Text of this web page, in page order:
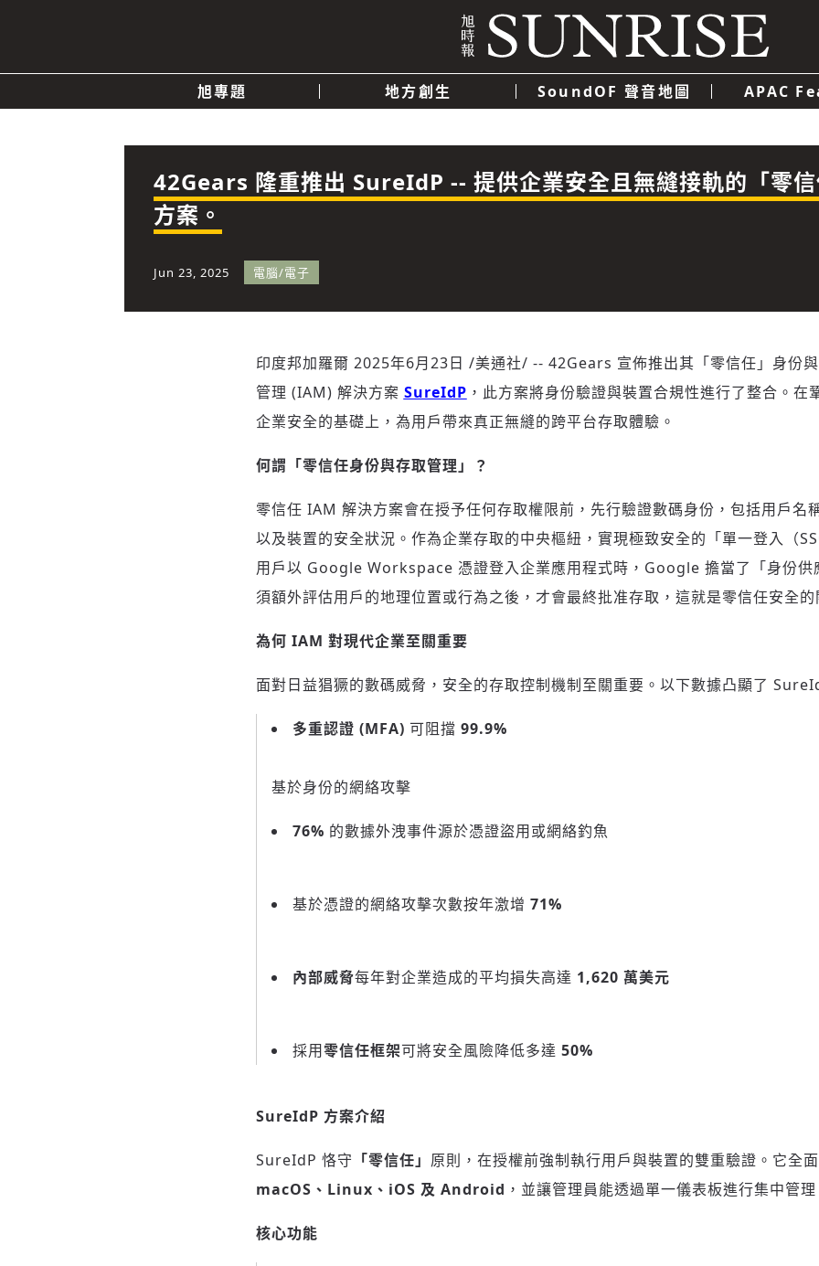
旭專題 地方創生 SoundOF 聲音地圖 APAC
政治 經濟 科技
42Gears 隆重推出 SureIdP -- 提供企業安全且無縫接軌的「零
方案。
Jun 23, 2025 電腦/電子
印度邦加羅爾 2025年6月23日 /美通社/ -- 42Gears 宣佈推出其「零信任」身份
管理 (IAM) 解決方案 SureIdP ，此方案將身份驗證與裝置合規性進行了整合。在
企業安全的基礎上，為用戶帶來真正無縫的跨平台存取體驗。
何謂「零信任身份與存取管理」？
零信任 IAM 解決方案會在授予任何存取權限前，先行驗證數碼身份，包括用戶名
以及裝置的安全狀況。作為企業存取的中央樞紐，實現極致安全的「單一登入（
用戶以 Google Workspace 憑證登入企業應用程式時，Google 擔當了「身份供
須額外評估用戶的地理位置或行為之後，才會最終批准存取，這就是零信任安全的
為何 IAM 對現代企業至關重要
面對日益猖獗的數碼威脅，安全的存取控制機制至關重要。以下數據凸顯了
多重認證 (MFA) 可阻擋 99.9%
基於身份的網絡攻擊
76% 的數據外洩事件源於憑證盜用或網絡釣魚
基於憑證的網絡攻擊次數按年激增 71%
內部威脅每年對企業造成的平均損失高達 1,620 萬美元
採用零信任框架可將安全風險降低多達 50%
SureIdP 方案介紹
SureIdP 恪守 「零信任」 原則，在授權前強制執行用戶與裝置的雙重驗證。它全
macOS、Linux、iOS 及 Android ，並讓管理員能透過單一儀表板進行集中管理
核心功能